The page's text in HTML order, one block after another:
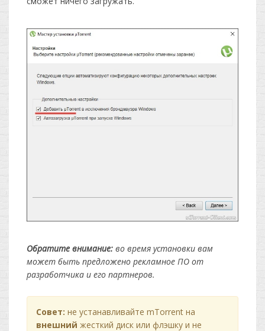
Обратите внимание: во время установки вам
может быть предложено рекламное ПО от
разработчика и его партнеров.
Совет: не устанавливайте mTorrent на
внешний жесткий диск или флэшку и не